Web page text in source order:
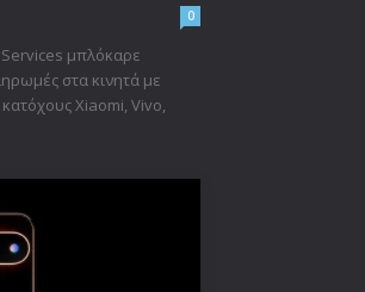
0
μπλόκαρε
στα κινητά με
κατόχους Xiaomi, Vivo,